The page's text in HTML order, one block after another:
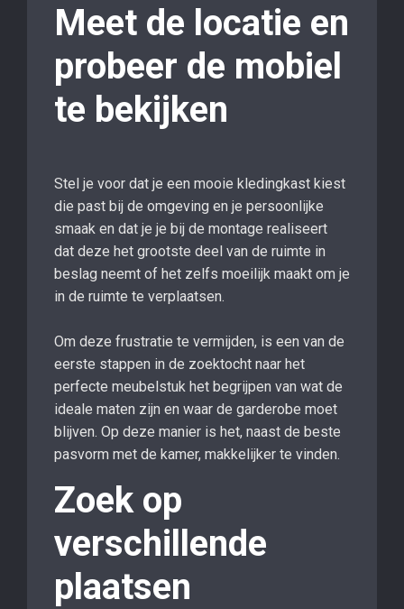
Meet de locatie en
probeer de mobiel
te bekijken
Stel je voor dat je een mooie kledingkast kiest
die past bij de omgeving en je persoonlijke
smaak en dat je je bij de montage realiseert
dat deze het grootste deel van de ruimte in
beslag neemt of het zelfs moeilijk maakt om je
in de ruimte te verplaatsen.
Om deze frustratie te vermijden, is een van de
eerste stappen in de zoektocht naar het
perfecte meubelstuk het begrijpen van wat de
ideale maten zijn en waar de garderobe moet
blijven. Op deze manier is het, naast de beste
pasvorm met de kamer, makkelijker te vinden.
Zoek op
verschillende
plaatsen